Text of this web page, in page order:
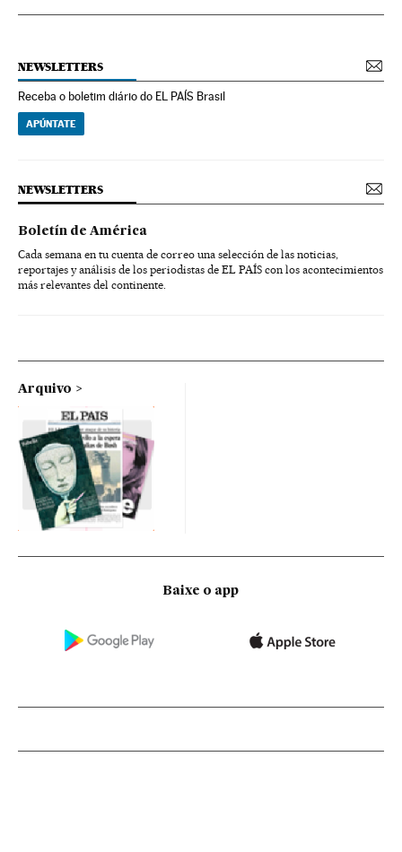
NEWSLETTERS
Receba o boletim diário do EL PAÍS Brasil
APÚNTATE
NEWSLETTERS
Boletín de América
Cada semana en tu cuenta de correo una selección de las noticias,
reportajes y análisis de los periodistas de EL PAÍS con los acontecimientos
más relevantes del continente.
Arquivo
Baixe o app